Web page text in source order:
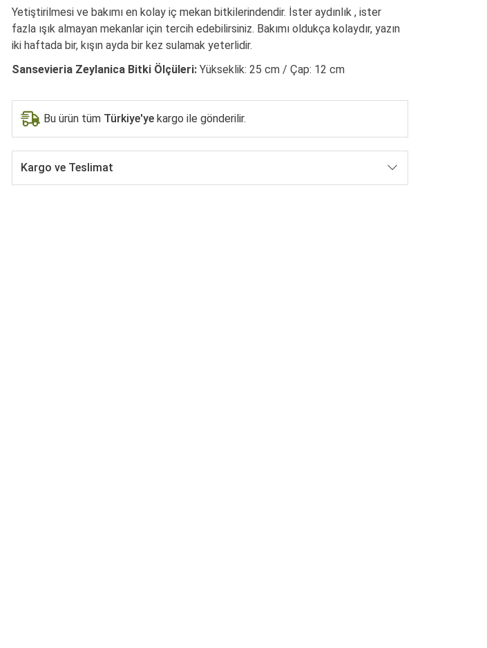
Yetiştirilmesi ve bakımı en kolay iç mekan bitkilerindendir. İster aydınlık , ister
fazla ışık almayan mekanlar için tercih edebilirsiniz. Bakımı oldukça kolaydır, yazın
iki haftada bir, kışın ayda bir kez sulamak yeterlidir.
Sansevieria Zeylanica Bitki Ölçüleri: Yükseklik: 25 cm / Çap: 12 cm
Bu ürün tüm Türkiye'ye kargo ile gönderilir.
Kargo ve Teslimat